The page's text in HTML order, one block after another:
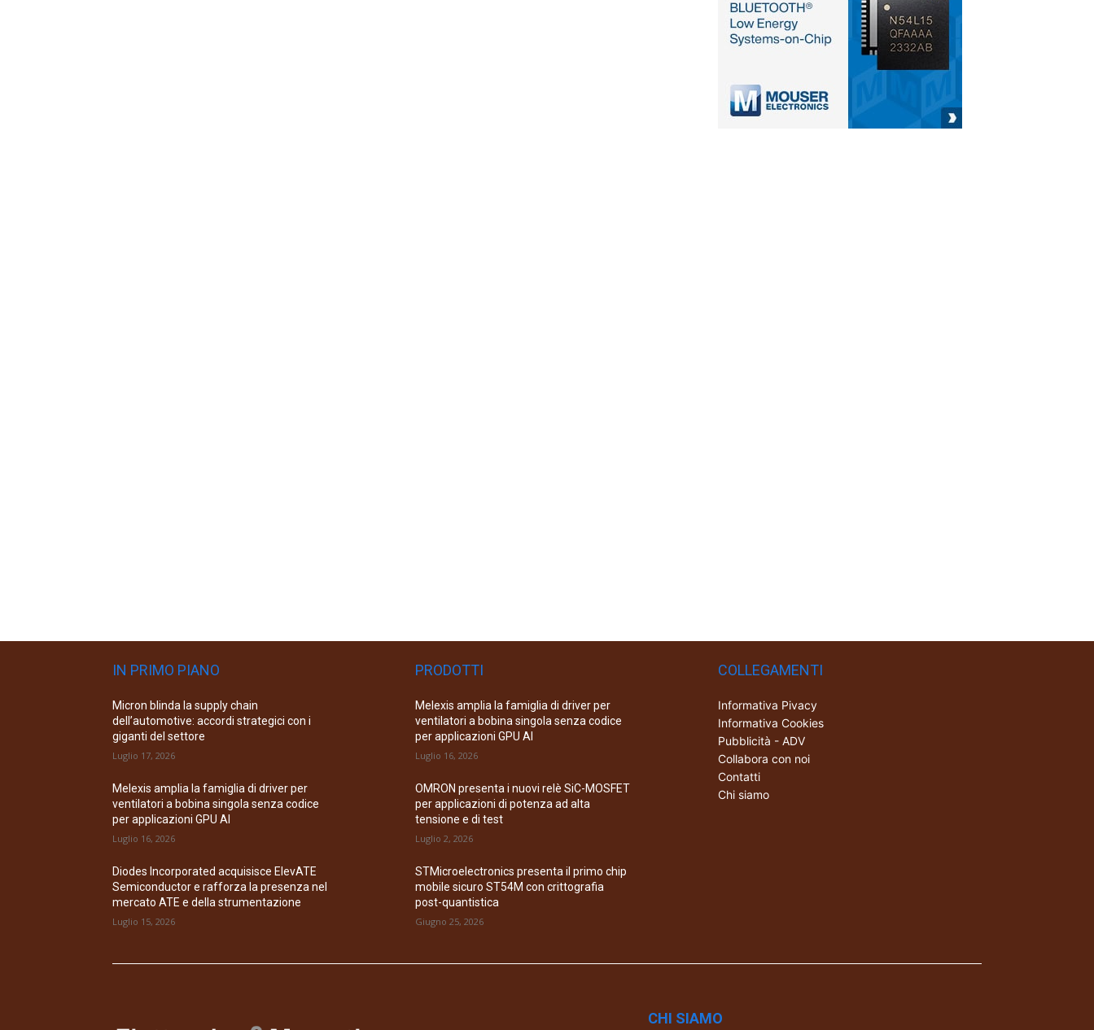
IN PRIMO PIANO
Micron blinda la supply chain
dell’automotive: accordi strategici con i
giganti del settore
Luglio 17, 2026
Melexis amplia la famiglia di driver per
ventilatori a bobina singola senza codice
per applicazioni GPU AI
Luglio 16, 2026
Diodes Incorporated acquisisce ElevATE
Semiconductor e rafforza la presenza nel
mercato ATE e della strumentazione
Luglio 15, 2026
PRODOTTI
Melexis amplia la famiglia di driver per
ventilatori a bobina singola senza codice
per applicazioni GPU AI
Luglio 16, 2026
OMRON presenta i nuovi relè SiC-MOSFET
per applicazioni di potenza ad alta
tensione e di test
Luglio 2, 2026
STMicroelectronics presenta il primo chip
mobile sicuro ST54M con crittografia
post-quantistica
Giugno 25, 2026
COLLEGAMENTI
Informativa Pivacy
Informativa Cookies
Pubblicità - ADV
Collabora con noi
Contatti
Chi siamo
CHI SIAMO